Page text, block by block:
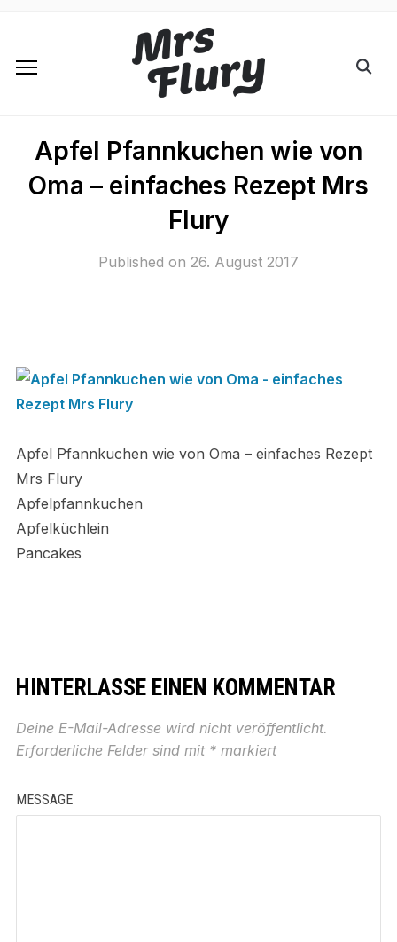
Apfel Pfannkuchen wie von
Oma – einfaches Rezept Mrs
Flury
Published on 26. August 2017
Apfel Pfannkuchen wie von Oma – einfaches Rezept
Mrs Flury
Apfelpfannkuchen
Apfelküchlein
Pancakes
HINTERLASSE EINEN KOMMENTAR
Deine E-Mail-Adresse wird nicht veröffentlicht.
Erforderliche Felder sind mit *markiert
MESSAGE